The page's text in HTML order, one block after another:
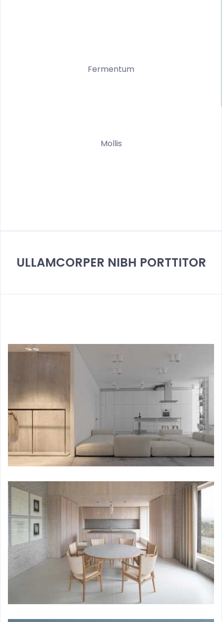
Fermentum
Mollis
ULLAMCORPER NIBH PORTTITOR